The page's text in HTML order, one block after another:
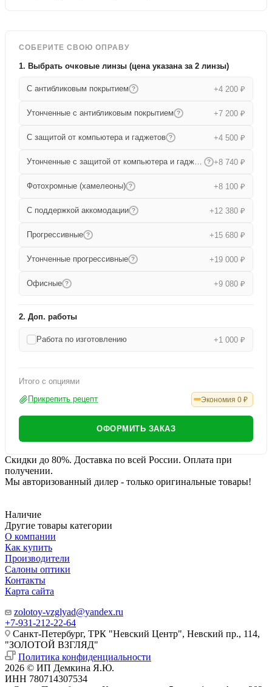
СОБЕРИТЕ СВОЮ ОПРАВУ
1. Выбрать очковые линзы (цена указана за 2 линзы)
С антибликовым покрытием ? +4 200 ₽
Утонченные с антибликовым покрытием ? +7 200 ₽
С защитой от компьютера и гаджетов ? +4 500 ₽
Утонченные с защитой от компьютера и гаджетов ? +8 740 ₽
Фотохромные (хамелеоны) ? +8 100 ₽
С поддержкой аккомодации ? +12 380 ₽
Прогрессивные ? +15 680 ₽
Утонченные прогрессивные ? +19 000 ₽
Офисные ? +9 080 ₽
2. Доп. работы
Работа по изготовлению +1 000 ₽
Итого с опциями
Прикрепить рецепт Экономия 0 ₽
ОФОРМИТЬ ЗАКАЗ
Скидки до 80%. Доставка по всей России. Оплата при
получении.
Мы авторизованный дилер - только оригинальные товары!
Наличие
Другие товары категории
О компании
Как купить
Производители
Салоны оптики
Контакты
Карта сайта
zolotoy-vzglyad@yandex.ru
+7-931-212-22-64
Санкт-Петербург, ТРК "Невский Центр", Невский пр., 114,
"ЗОЛОТОЙ ВЗГЛЯД"
Политика конфиденциальности
2026 © ИП Демкина Я.Ю.
ИНН 780714307534